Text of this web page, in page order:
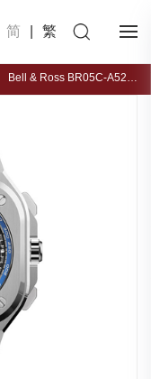
简 繁
Bell & Ross BR05C-A523-ST/SST